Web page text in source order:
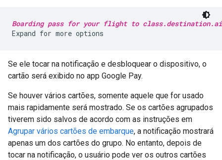
Boarding pass for your flight to
Se ele tocar na notificação e desbloquear o dispositivo, o
cartão será exibido no app Google Pay.
Se houver vários cartões, somente aquele que for usado
mais rapidamente será mostrado. Se os cartões agrupados
tiverem sido salvos de acordo com as instruções em
Agrupar vários cartões de embarque, a notificação mostrará
apenas um dos cartões do grupo. No entanto, depois de
tocar na notificação, o usuário pode ver os outros cartões